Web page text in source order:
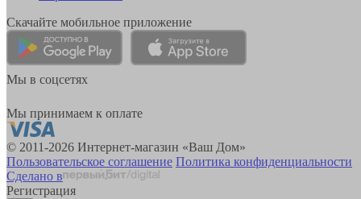
Скачайте мобильное приложение
Мы в соцсетях
Мы принимаем к оплате
© 2011-2026 Интернет-магазин «Ваш Дом»
Пользовательское соглашение Политика конфиденциальности
Сделано в
Регистрация